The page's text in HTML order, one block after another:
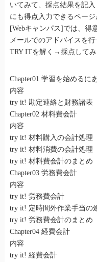
いてみて、採点結果を記
にも得点入力できるペー
[Webキャンパス]では、得
メールでのアドバイスを
TRY ITを解く→採点して
Chapter01 学習を始めるに
内容
try it! 勘定連絡と財務諸表
Chapter02 材料費会計
内容
try it! 材料購入の会計処理
try it! 材料消費の会計処理
try it! 材料費会計のまとめ
Chapter03 労務費会計
内容
try it! 労務費会計
try it! 定時間外作業手当の
try it! 労務費会計のまとめ
Chapter04 経費会計
内容
try it! 経費会計